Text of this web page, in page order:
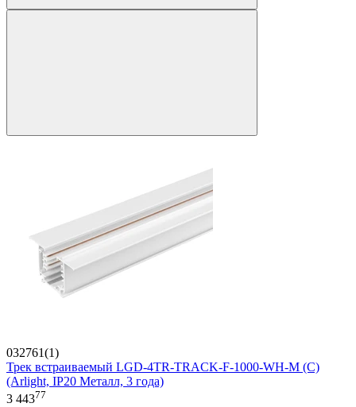
032761(1)
Трек встраиваемый LGD-4TR-TRACK-F-1000-WH-M (C)
(Arlight, IP20 Металл, 3 года)
3 44377